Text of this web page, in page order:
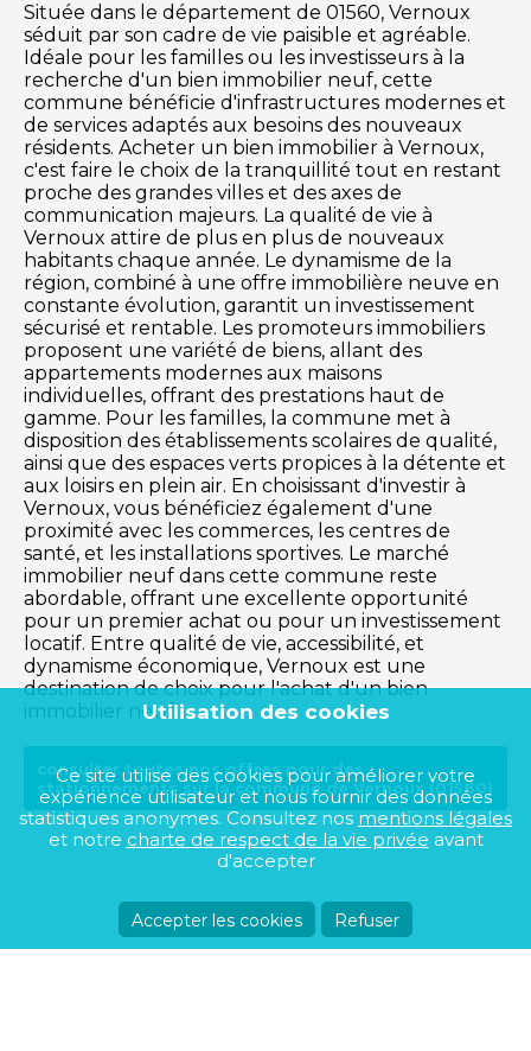
Située dans le département de 01560, Vernoux
séduit par son cadre de vie paisible et agréable.
Idéale pour les familles ou les investisseurs à la
recherche d'un bien immobilier neuf, cette
commune bénéficie d'infrastructures modernes et
de services adaptés aux besoins des nouveaux
résidents. Acheter un bien immobilier à Vernoux,
c'est faire le choix de la tranquillité tout en restant
proche des grandes villes et des axes de
communication majeurs. La qualité de vie à
Vernoux attire de plus en plus de nouveaux
habitants chaque année. Le dynamisme de la
région, combiné à une offre immobilière neuve en
constante évolution, garantit un investissement
sécurisé et rentable. Les promoteurs immobiliers
proposent une variété de biens, allant des
appartements modernes aux maisons
individuelles, offrant des prestations haut de
gamme. Pour les familles, la commune met à
disposition des établissements scolaires de qualité,
ainsi que des espaces verts propices à la détente et
aux loisirs en plein air. En choisissant d'investir à
Vernoux, vous bénéficiez également d'une
proximité avec les commerces, les centres de
santé, et les installations sportives. Le marché
immobilier neuf dans cette commune reste
abordable, offrant une excellente opportunité
pour un premier achat ou pour un investissement
locatif. Entre qualité de vie, accessibilité, et
dynamisme économique, Vernoux est une
destination de choix pour l'achat d'un bien
immobilier neuf.
consulter toutes nos offres pour des
stationnements sur la commune de Vernoux (01560)
Utilisation des cookies
Ce site utilise des cookies pour améliorer votre
expérience utilisateur et nous fournir des données
statistiques anonymes. Consultez nosmentions légales
et notre charte de respect de la vie privée avant
d'accepter
Accepter les cookies Refuser